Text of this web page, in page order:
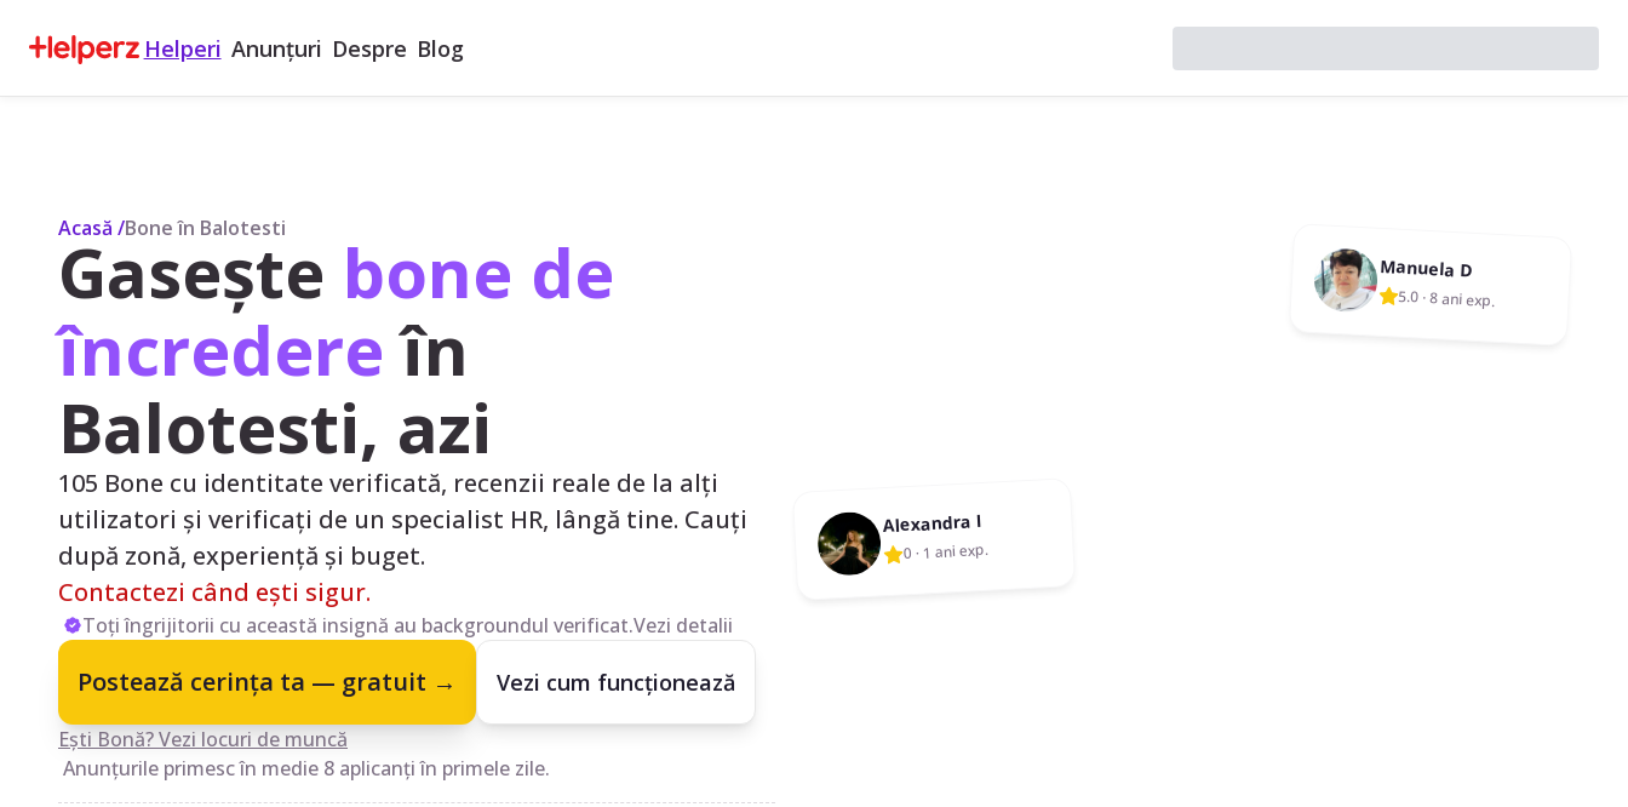
Helperi Anunțuri Despre Blog
Acasă /Bone în Balotesti
Gasește bone de
încredereîn
Balotesti, azi
105 Bone cu identitate verificată, recenzii reale de la alți
utilizatori și verificați de un specialist HR, lângă tine. Cauți
după zonă, experiență și buget.
Contactezi când ești sigur.
Toți îngrijitorii cu această insignă au backgroundul verificat.Vezi detalii
Postează cerința ta — gratuit → Vezi cum funcționează
Ești Bonă? Vezi locuri de muncă
Anunțurile primesc în medie 8 aplicanți în primele zile.
Manuela D
5.0 ·8 ani exp.
Alexandra I
0 · 1 ani exp.